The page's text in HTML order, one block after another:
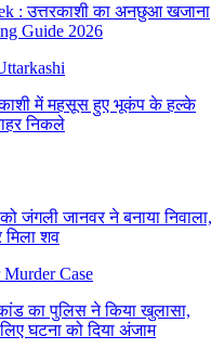
: उत्तरकाशी का अनछुआ खजाना
Guide 2026
में महसूस हुए भूकंप के हल्के
निकले
जंगली जानवर ने बनाया निवाला,
मिला शव
का पुलिस ने किया खुलासा,
घटना को दिया अंजाम